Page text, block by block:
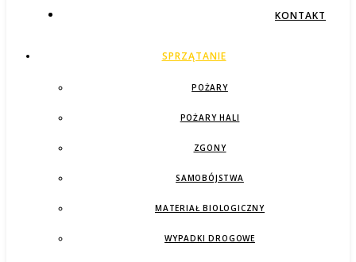
KONTAKT
SPRZĄTANIE
POŻARY
POŻARY HALI
ZGONY
SAMOBÓJSTWA
MATERIAŁ BIOLOGICZNY
WYPADKI DROGOWE